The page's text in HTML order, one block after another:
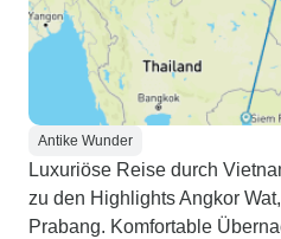
Antike Wunder
Luxuriöse Reise durch
zu den Highlights Angkor
Prabang. Komfortable